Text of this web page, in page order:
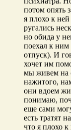
потом опять
я плохо к
ругались
но обида у
поехал к ним
отпуск). И
хочет им
мы живем на
нажитого,
они вдоем
понимаю,
еще сами
есть тратят
что я плохо